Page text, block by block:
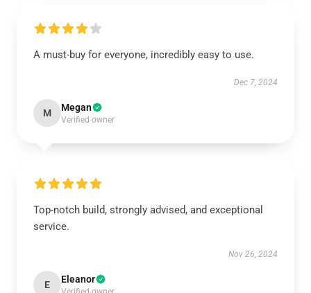
A must-buy for everyone, incredibly easy to use.
Dec 7, 2024
M Megan
Verified owner
Top-notch build, strongly advised, and exceptional
service.
Nov 26, 2024
E Eleanor